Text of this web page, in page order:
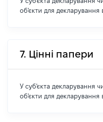
об'єкти для декларування
7. Цінні папери
У суб'єкта декларування чи
об'єкти для декларування